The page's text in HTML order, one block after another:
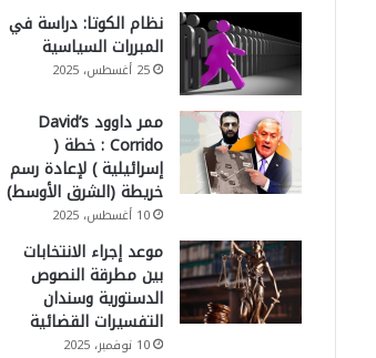
نظام الكوتا: دراسة في
المبررات السياسية
25 أغسطس، 2025
ممر داوود David’s
Corrido : خطة (
إسرائيلية ) لإعادة رسم
خريطة (الشرق الأوسط)
10 أغسطس، 2025
موعد إجراء الانتخابات
بين مطرقة النصوص
الدستورية وسندان
التفسيرات القضائية
10 نوفمبر، 2025